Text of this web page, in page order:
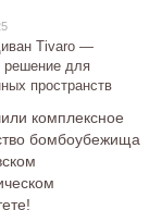
Tivaro —
решение для
пространств